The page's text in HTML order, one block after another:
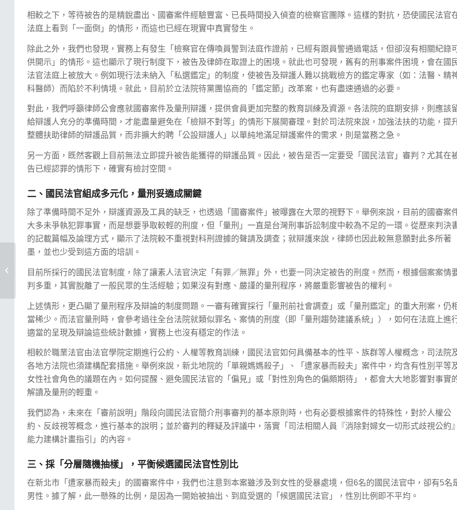
相較之下，等待被告的是精銳盡出、國審案件經驗豐富、已長時間投入偵查的檢察官團隊。這樣的對抗，恐使國民法官
法庭上看到「一面倒」的情形，而這也已經在現實中真實發生。
除此之外，我們也發現，實務上有發生「檢察官在傳喚員警到法庭作證前，已經有跟員警通過電話，但卻沒有相關紀錄
供開示」的情形。這也顯示了現行制度下，被告及律師在取證上的困境。就此也可發現，舊有的刑事案件困境，會在國
法官法庭上被放大。例如現行法未納入「私選鑑定」的制度，使被告及辯護人難以挑戰檢方的鑑定專家（如：法醫、精
科醫師）而陷於不利情境。就此，目前於立法院待黨團協商的「鑑定節」改革案，也有盡速通過的必要。
對此，我們呼籲律師公會應就國審案件及量刑辯護，提供會員更加完整的教育訓練及資源。各法院的庭期安排，則應該
給辯護人充分的準備時間，才能盡量避免在「檢辯不對等」的情形下展開審理。對於司法院來說，加強法扶的功能，提
整體扶助律師的辯護品質，而非擴大約聘「公設辯護人」以單純地滿足辯護案件的需求，則是當務之急。
另一方面，既然客觀上目前無法立即提升被告能獲得的辯護品質。因此，被告是否一定要受「國民法官」審判？尤其在
告已經認罪的情形下，確實有檢討空間。
二、國民法官組成多元化，量刑妥適成關鍵
除了準備時間不足外，辯護資源及工具的缺乏，也透過「國審案件」被曝露在大眾的視野下。舉例來說，目前的國審案
大多未爭執犯罪事實，而是想要爭取較輕的刑度，但「量刑」一直是台灣刑事訴訟制度中較為不足的一環。從歷來判決
的記載篇幅及論理方式，顯示了法院較不重視對科刑證據的聲請及調查；就辯護來說，律師也因此較無意願對此多所著
墨，並也少受到這方面的培訓。
目前所採行的國民法官制度，除了讓素人法官決定「有罪／無罪」外，也要一同決定被告的刑度。然而，根據個案案情
判多重，其實脫離了一般民眾的生活經驗；如果沒有對應、嚴謹的量刑程序，將嚴重影響被告的權利。
上述情形，更凸顯了量刑程序及辯論的制度問題。一審有確實採行「量刑前社會調查」或「量刑鑑定」的重大刑案，仍
當稀少。而法官量刑時，會參考過往全台法院就類似罪名、案情的刑度（即「量刑趨勢建議系統」），如何在法庭上進
適當的呈現及辯論這些統計數據，實務上也沒有穩定的作法。
相較於職業法官由法官學院定期進行公約、人權等教育訓練，國民法官如何具備基本的性平、族群等人權概念，司法院
各地方法院也須建構配套措施。舉例來說，新北地院的「單親媽媽殺子」、「遭家暴而殺夫」案件中，均含有性別平等
女性社會角色的議題在內。如何提醒、避免國民法官的「偏見」或「對性別角色的偏頗期待」，都會大大地影響對事實
解讀及量刑的輕重。
我們認為，未來在「審前說明」階段向國民法官簡介刑事審判的基本原則時，也有必要根據案件的特殊性，對於人權公
約、反歧視等概念，進行基本的說明；並於審判的釋疑及評議中，落實「司法相關人員『消除對婦女一切形式歧視公約』
能力建構計畫指引」的內容。
三、採「分層隨機抽樣」，平衡候選國民法官性別比
在新北市「遭家暴而殺夫」的國審案件中，我們也注意到本案雖涉及到女性的受暴處境，但6名的國民法官中，卻有5名
男性。據了解，此一懸殊的比例，是因為一開始被抽出、到庭受選的「候選國民法官」，性別比例即不平均。
欠缺吸引律師參與誘因
及實務運作...